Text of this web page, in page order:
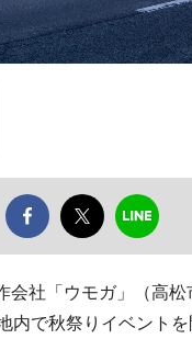
会社「ウモガ」（高
内で秋祭りイベントを